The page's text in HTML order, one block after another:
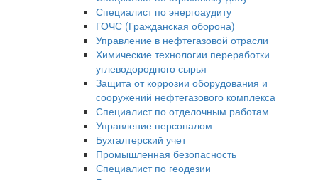
Специалист по энергоаудиту
ГОЧС (Гражданская оборона)
Управление в нефтегазовой отрасли
Химические технологии переработки
углеводородного сырья
Защита от коррозии оборудования и
сооружений нефтегазового комплекса
Специалист по отделочным работам
Управление персоналом
Бухгалтерский учет
Промышленная безопасность
Специалист по геодезии